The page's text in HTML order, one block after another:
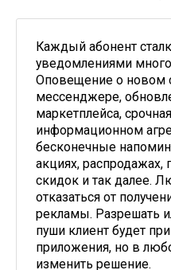
Каждый абонент
уведомлениями
Оповещение о новом
мессенджере,
маркетплейса,
информационном
бесконечные
акциях, распродажах,
скидок и так далее.
отказаться от
рекламы. Разрешать
пуши клиент будет
приложения, но в
изменить решение.